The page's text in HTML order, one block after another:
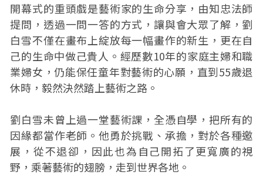
開幕式的重頭戲是藝術家的生命分享，由知忠法師
提問，透過一問一答的方式，讓與會大眾了解，劉
白雪不僅在畫布上綻放每一幅畫作的新生，更在自
己的生命中做己貴人。經歷數10年的家庭主婦和職
業婦女，仍能保任童年對藝術的心願，直到55歲退
休時，毅然決然踏上藝術之路。
劉白雪未曾上過一堂藝術課，全憑自學，把所有的
因緣都當作老師。他勇於挑戰、承擔，對於各種邀
展，從不退卻，因此也為自己開拓了更寬廣的視
野，乘著藝術的翅膀，走到世界各地。